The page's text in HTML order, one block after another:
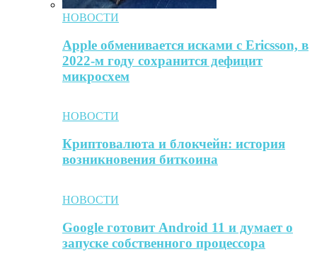
НОВОСТИ
Apple обменивается исками с Ericsson, в
2022-м году сохранится дефицит
микросхем
НОВОСТИ
Криптовалюта и блокчейн: история
возникновения биткоина
НОВОСТИ
Google готовит Android 11 и думает о
запуске собственного процессора